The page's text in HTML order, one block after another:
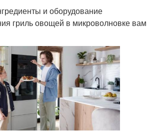
и оборудование
гриль овощей в микроволновке вам